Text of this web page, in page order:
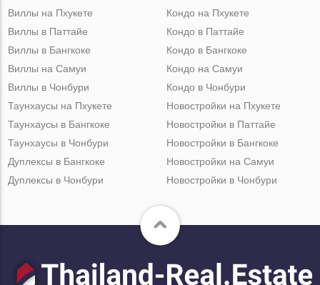
Виллы на Пхукете
Виллы в Паттайе
Виллы в Бангкоке
Виллы на Самуи
Виллы в Чонбури
Кондо на Пхукете
Кондо в Паттайе
Кондо в Бангкоке
Кондо на Самуи
Кондо в Чонбури
Таунхаусы на Пхукете
Таунхаусы в Бангкоке
Таунхаусы в Чонбури
Дуплексы в Бангкоке
Дуплексы в Чонбури
Новостройки на Пхукете
Новостройки в Паттайе
Новостройки в Бангкоке
Новостройки на Самуи
Новостройки в Чонбури